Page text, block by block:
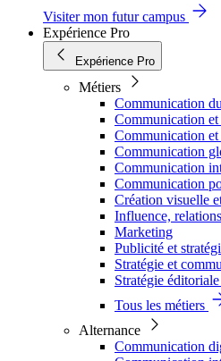
Visiter mon futur campus
Expérience Pro
Expérience Pro
Métiers
Communication
Communication
Communication
Communication
Communication
Communication
Création visuelle
Influence,
Marketing
Publicité et
Stratégie et
Stratégie
Tous les métiers
Alternance
Communication